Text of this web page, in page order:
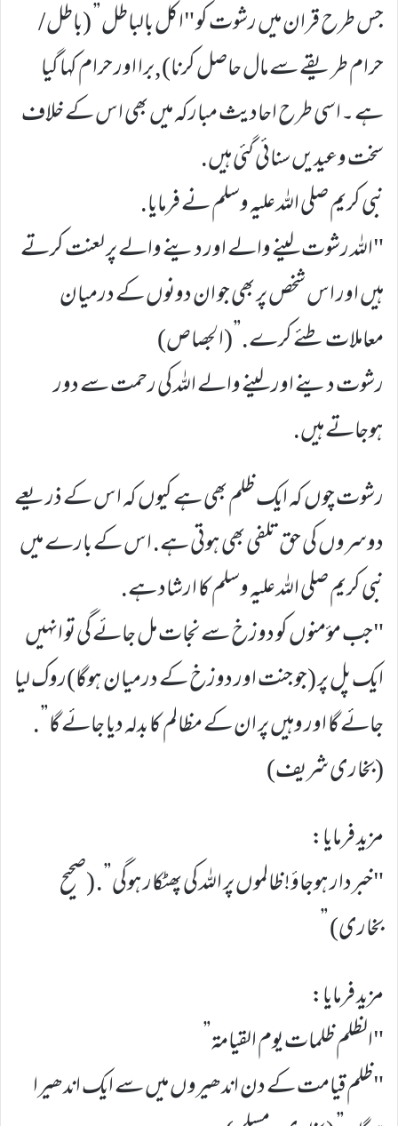
جس طرح قران میں رشوت کو "اکل بالباطل” (باطل /
حرام طریقے سے مال حاصل کرنا),برا اور حرام کہا گیا
ہے ۔اسی طرح احادیث مبارکہ میں بھی اس کے خلاف
سخت وعیدیں سنائی گئی ہیں.
نبی کریم صلی اللہ علیہ وسلم نے فرمایا.
"اللہ رشوت لینے والے اور دینے والے پر لعنت کرتے
ہیں اور اس شخص پر بھی جو ان دونوں کے درمیان
معاملات طئے کرے.”(الجصاص)
رشوت دینے اور لینے والے اللہ کی رحمت سے دور
ہوجاتے ہیں.
رشوت چوں کہ ایک ظلم بھی ہے کیوں کہ اس کے ذریعے
دوسروں کی حق تلفی بھی ہوتی ہے. اس کے بارے میں
نبی کریم صلی اللہ علیہ وسلم کا ارشاد ہے.
"جب مؤمنوں کو دوزخ سے نجات مل جائے گی تو انہیں
ایک پل پر (جو جنت اور دوزخ کے درمیان ہوگا)روک لیا
جائے گا اور وہیں پر ان کے مظالم کا بدلہ دیا جائے گا”.
(بخاری شریف)
مزید فرمایا:
"خبردار ہوجاؤ! ظالموں پر اللہ کی پھٹکار ہوگی”. (صحیح
بخاری) ”
مزید فرمایا:
"الظلم ظلمات یوم القيامة”
"ظلم قیامت کے دن اندھیروں میں سے ایک اندھیرا